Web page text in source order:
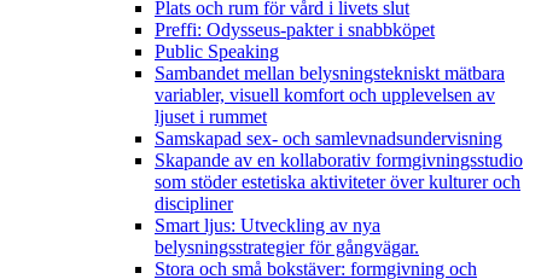
Plats och rum för vård i livets slut
Preffi: Odysseus-pakter i snabbköpet
Public Speaking
Sambandet mellan belysningstekniskt mätbara
variabler, visuell komfort och upplevelsen av
ljuset i rummet
Samskapad sex- och samlevnadsundervisning
Skapande av en kollaborativ formgivningsstudio
som stöder estetiska aktiviteter över kulturer och
discipliner
Smart ljus: Utveckling av nya
belysningsstrategier för gångvägar.
Stora och små bokstäver: formgivning och